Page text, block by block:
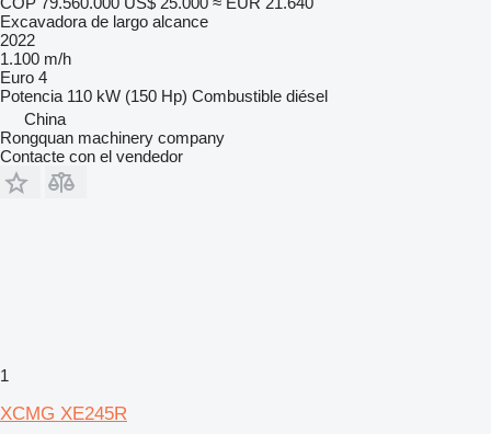
Excavadora de largo alcance
2022
1.100 m/h
Euro 4
Potencia 110 kW (150 Hp) Combustible diésel
China
Rongquan machinery company
Contacte con el vendedor
1
XCMG XE245R